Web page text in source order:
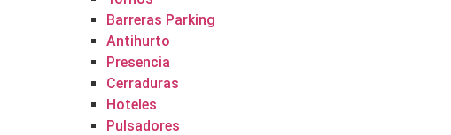
Barreras Parking
Antihurto
Presencia
Cerraduras
Hoteles
Pulsadores